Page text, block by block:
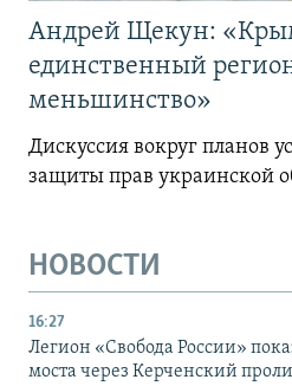
Андрей Щекун:
единственный
меньшинство»
Дискуссия вокруг планов
защиты прав украинской
НОВОСТИ
16:27
Легион «Свобода России»
моста через Керченский